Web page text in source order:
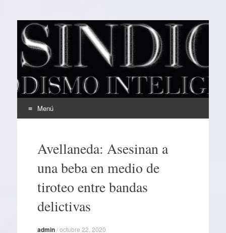
EL SINDICAL
Periodismo Inteligente
Menú
contenidoAvellaneda: Asesinan a
una beba en medio de
tiroteo entre bandas
delictivas
admin/octubre 22, 2020